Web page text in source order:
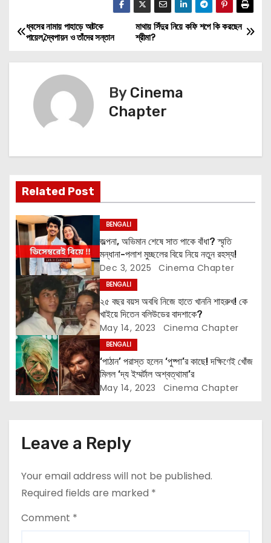
P
o
a
v
i
g
a
t
i
o
n
মাথায় সিঁদুর নিয়ে কফি শপে কি করছেন
শ্রীমা?
ধ্বসের নামায় পাহাড়ে আটকে
পায়েল,দ্বৈপায়ন ও তাঁদের সন্তান
By Cinema
Chapter
Related Post
BENGALI
জল্পনা, অভিমান শেষে সাত পাকে বাঁধা? স্মৃতি
মন্ধানা-পলাশ মুচ্ছলের বিয়ে নিয়ে নতুন রহস্য!
Dec 3, 2025 Cinema Chapter
BENGALI
২৫ বছর বয়স অবধি নিজে হাতে খাননি শাহরুখ! কে
খাইয়ে দিতেন বলিউডের বাদশাকে?
May 14, 2023 Cinema Chapter
BENGALI
‘পাঠান’ পরাস্ত হলেন ‘পুষ্পা’র কাছে! দক্ষিণেই খোঁজ
মিলল ‘দ্য ইম্মর্টাল অশ্বত্থামা’র
May 14, 2023 Cinema Chapter
Leave a Reply
Your email address will not be published.
Required fields are marked *
Comment *